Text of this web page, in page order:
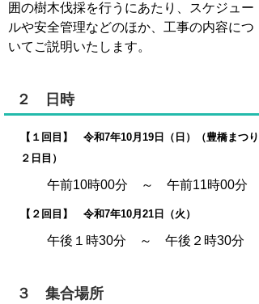
囲の樹木伐採を行うにあたり、スケジュー
ルや安全管理などのほか、工事の内容につ
いてご説明いたします。
２ 日時
【１回目】 令和7年10月19日（日）（豊橋まつり
２日目）
午前10時00分 ～ 午前11時00分
【２回目】 令和7年10月21日（火）
午後１時30分 ～ 午後２時30分
３ 集合場所